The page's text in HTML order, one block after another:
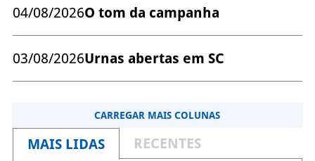
04/08/2026O tom da campanha
03/08/2026Urnas abertas em SC
CARREGAR MAIS COLUNAS
MAIS LIDAS RECENTES